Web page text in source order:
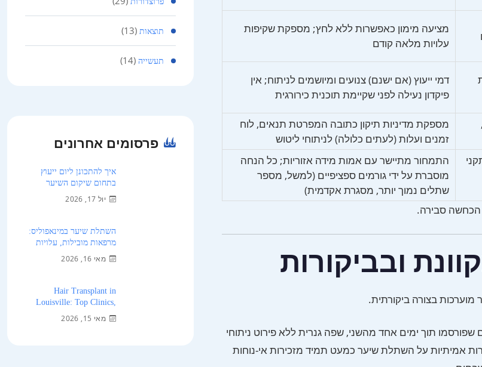
מציעה מימון כאפשרות ללא לחץ; מספקת שקיפות
עלויות מלאה קודם
דמי ייעוץ (אם ישנם) צנועים ומיושמים לניתוח; אין
פיקדון נעילה לפני שקיימת תוכנית כירורגית
מספקת מדיניות תיקון כתובה המפרטת תנאים, לוח
זמנים ועלות (לעתים כלולה) לניתוחי ליטוש
התמחור מתיישר עם אמות מידה אזוריות; כל הנחה
מוסברת על ידי גורמים ספציפיים (למשל, מספר
שתלים נמוך יותר, מסגרת אקדמית)
סבירה.
ובביקורות
בצורה ביקורתית.
תוך ימים אחד מהשני, שפה גנרית ללא פירוט ניתוחי
אמיתיות על השתלת שיער כמעט תמיד מזכירות אי-נוחות
תוצאות (13)
תעשייה (14)
פרסומים אחרונים
איך להתכונן ליום ייעוץ
בתחום שיקום השיער
יול 17, 2026
השתלת שיער במינאפוליס:
מרפאות מובילות, עלויות
ומה לצפות ב-2026
מאי 16, 2026
Hair Transplant in
Louisville: Top Clinics,
Cost, and מה לצפות 2026
מאי 15, 2026